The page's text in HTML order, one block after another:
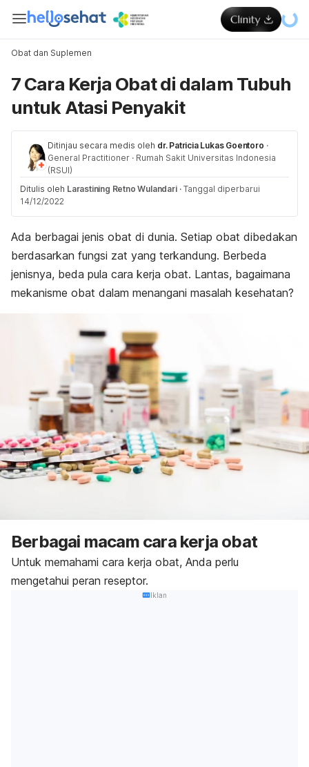
Obat dan Suplemen
7 Cara Kerja Obat di dalam Tubuh
untuk Atasi Penyakit
Ditinjau secara medis oleh dr. Patricia Lukas Goentoro ·
General Practitioner · Rumah Sakit Universitas Indonesia
(RSUI)
Ditulis oleh Larastining Retno Wulandari · Tanggal diperbarui
14/12/2022
Ada berbagai jenis obat di dunia. Setiap obat dibedakan
berdasarkan fungsi zat yang terkandung. Berbeda
jenisnya, beda pula cara kerja obat. Lantas, bagaimana
mekanisme obat dalam menangani masalah kesehatan?
Berbagai macam cara kerja obat
Untuk memahami cara kerja obat, Anda perlu
mengetahui peran reseptor.
Iklan